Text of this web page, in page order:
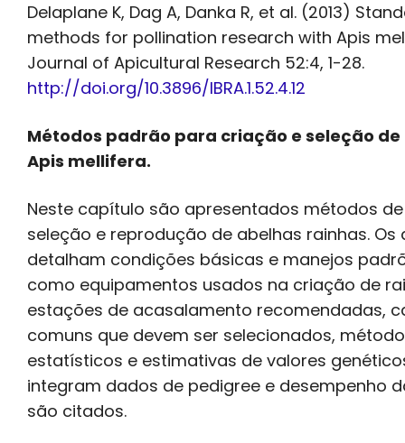
Delaplane K, Dag A, Danka R, et al. (2013)
methods for pollination research with Apis
Journal of Apicultural Research 52:4, 1-28.
http://doi.org/10.3896/IBRA.1.52.4.12
Métodos padrão para criação e seleção
Apis mellifera.
Neste capítulo são apresentados métodos
seleção e reprodução de abelhas rainhas. Os
detalham condições básicas e manejos
como equipamentos usados na criação de
estações de acasalamento recomendadas,
comuns que devem ser selecionados,
estatísticos e estimativas de valores
integram dados de pedigree e desempenho
são citados.